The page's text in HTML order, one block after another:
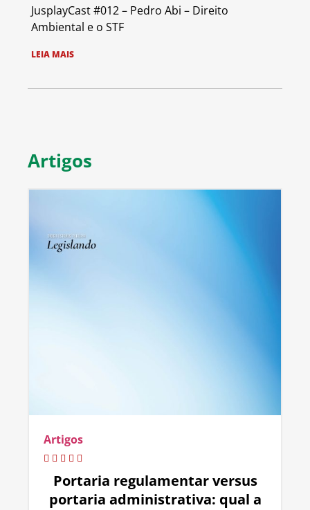
JusplayCast #012 – Pedro Abi – Direito
Ambiental e o STF
LEIA MAIS
Artigos
Artigos
Portaria regulamentar versus
portaria administrativa: qual a